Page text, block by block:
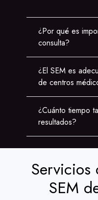
¿Por qué es
consulta?
¿El SEM es
de centros
¿Cuánto tiempo
resultados?
Servicios
SEM